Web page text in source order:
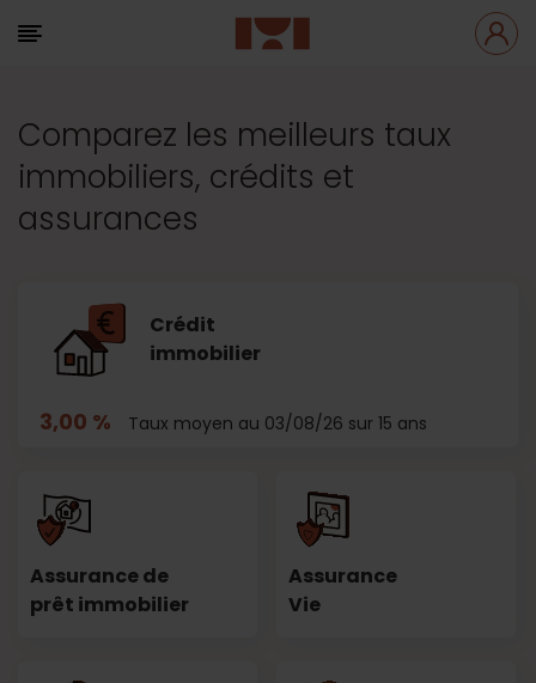
Comparez les meilleurs taux
immobiliers, crédits et
assurances
Crédit
immobilier
3,00 % Taux moyen au 03/08/26 sur 15 ans
Assurance de
prêt immobilier
Assurance
Vie